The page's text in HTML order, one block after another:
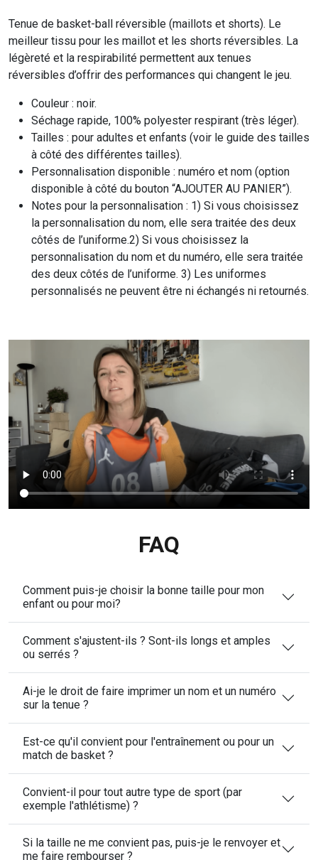
Tenue de basket-ball réversible (maillots et shorts). Le
meilleur tissu pour les maillot et les shorts réversibles. La
légèreté et la respirabilité permettent aux tenues
réversibles d’offrir des performances qui changent le jeu.
Couleur : noir.
Séchage rapide, 100% polyester respirant (très léger).
Tailles : pour adultes et enfants (voir le guide des tailles
à côté des différentes tailles).
Personnalisation disponible : numéro et nom (option
disponible à côté du bouton “AJOUTER AU PANIER”).
Notes pour la personnalisation : 1) Si vous choisissez
la personnalisation du nom, elle sera traitée des deux
côtés de l’uniforme.2) Si vous choisissez la
personnalisation du nom et du numéro, elle sera traitée
des deux côtés de l’uniforme. 3) Les uniformes
personnalisés ne peuvent être ni échangés ni retournés.
FAQ
Comment puis-je choisir la bonne taille pour mon
enfant ou pour moi?
Comment s'ajustent-ils ? Sont-ils longs et amples
ou serrés ?
Ai-je le droit de faire imprimer un nom et un numéro
sur la tenue ?
Est-ce qu'il convient pour l'entraînement ou pour un
match de basket ?
Convient-il pour tout autre type de sport (par
exemple l'athlétisme) ?
Si la taille ne me convient pas, puis-je le renvoyer et
me faire rembourser ?